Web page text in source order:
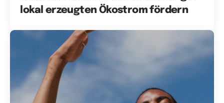
lokal erzeugten Ökostrom fördern